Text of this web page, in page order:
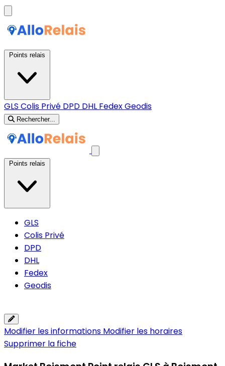
GLS Colis Privé DPD DHL FedexGeodis
Rechercher...
GLS
Colis Privé
DPD
DHL
Fedex
Geodis
Modifier les informations Modifier les horaires
Supprimer la fiche